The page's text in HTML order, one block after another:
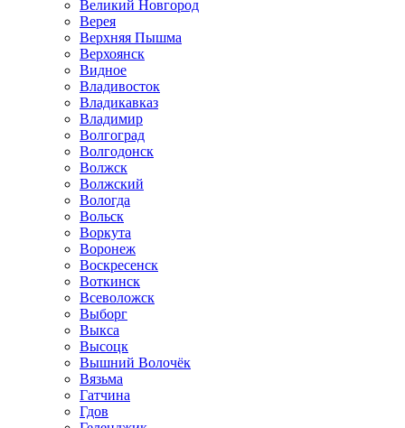
Великий Новгород
Верея
Верхняя Пышма
Верхоянск
Видное
Владивосток
Владикавказ
Владимир
Волгоград
Волгодонск
Волжск
Волжский
Вологда
Вольск
Воркута
Воронеж
Воскресенск
Воткинск
Всеволожск
Выборг
Выкса
Высоцк
Вышний Волочёк
Вязьма
Гатчина
Гдов